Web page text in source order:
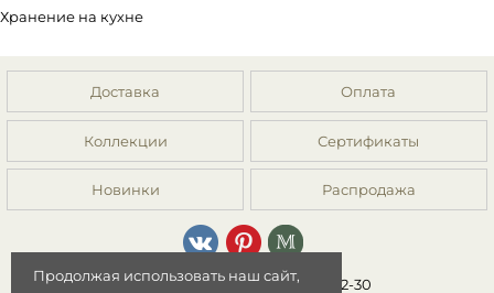
Хранение на кухне
Доставка Оплата
Коллекции Сертификаты
Новинки Распродажа
8 (499) 392-01-44, 8 (977) 149-22-30
Продолжая использовать наш сайт,